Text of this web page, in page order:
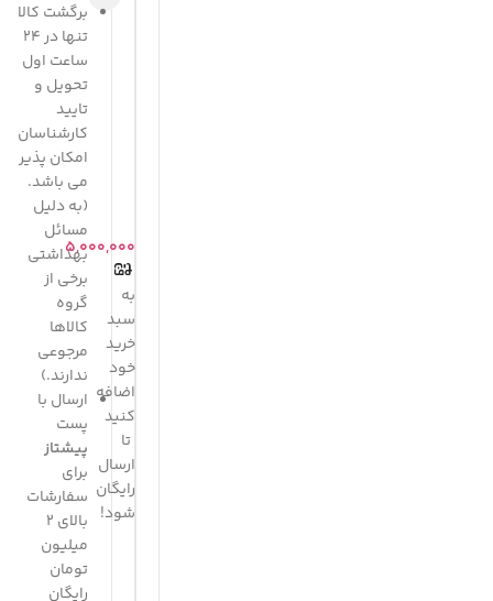
۵,۰۰۰,۰۰۰
به
سبد
خرید
خود
اضافه
کنید
تا
ارسال
رایگان
شود!
برگشت کالا
تنها در 24
ساعت اول
تحویل و
تایید
کارشناسان
امکان پذیر
می باشد.
(به دلیل
مسائل
بهداشتی
برخی از
گروه
کالاها
مرجوعی
ندارند.)
ارسال با
پست
پیشتاز
برای
سفارشات
بالای 2
میلیون
تومان
رایگان